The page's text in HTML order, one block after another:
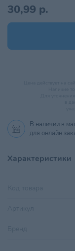
30,99 р.
В наличии в
для онлайн
Характеристики